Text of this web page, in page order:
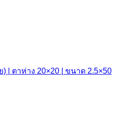
| ตาห่าง 20×20 | ขนาด 2.5×50